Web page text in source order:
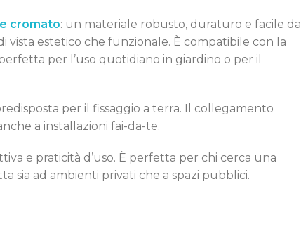
cromato: un materiale robusto, duraturo e facile da
estetico che funzionale. È compatibile con la
per l’uso quotidiano in giardino o per il
per il fissaggio a terra. Il collegamento
a installazioni fai-da-te.
e praticità d’uso. È perfetta per chi cerca una
sia ad ambienti privati che a spazi pubblici.
Switch The Language